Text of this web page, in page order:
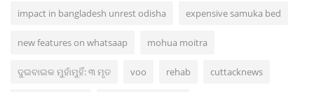
impact in bangladesh unrest odisha expensive samuka bed
new features on whatsaap mohua moitra
ଦୁଇବାଇକ ମୁହାଁମୁହିଁ: ୩ ମୃତ voo rehab cuttacknews